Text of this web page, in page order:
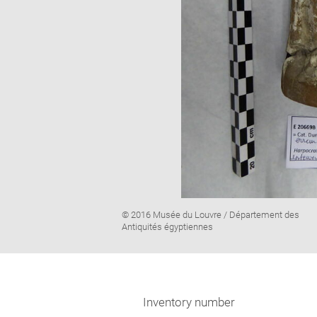
Image
caption:
© 2016 Musée du Louvre / Département des
Antiquités égyptiennes
Inventory number